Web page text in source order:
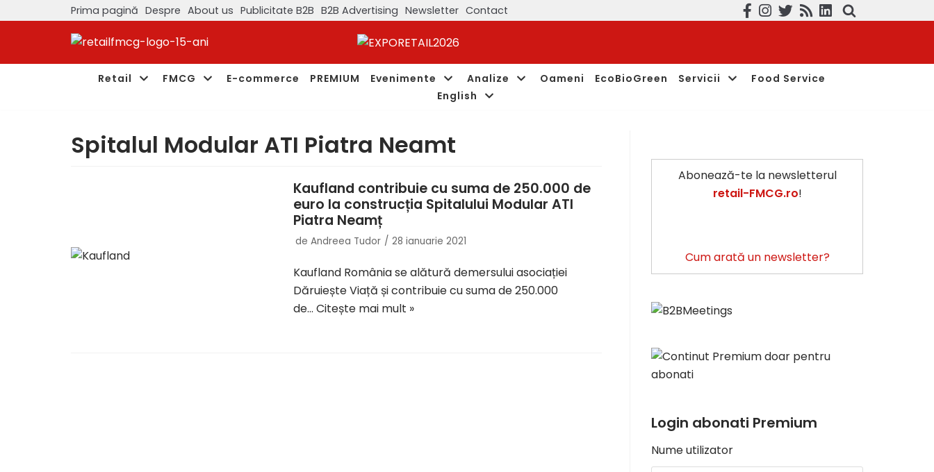
Prima pagină Despre About us Publicitate B2B B2B Advertising Newsletter Contact
Retail FMCG E-commerce PREMIUM Evenimente Analize Oameni EcoBioGreen Servicii
Food Service
English
Spitalul Modular ATI Piatra Neamt
Kaufland contribuie cu suma de 250.000 de
euro la construcția Spitalului Modular ATI
Piatra Neamț
de Andreea Tudor 28 ianuarie 2021
Kaufland România se alătură demersului asociației
Dăruiește Viață și contribuie cu suma de 250.000
de… Citește mai mult »
Abonează-te la newsletterul
retail-FMCG.ro!
Cum arată un newsletter?
Login abonati Premium
Nume utilizator